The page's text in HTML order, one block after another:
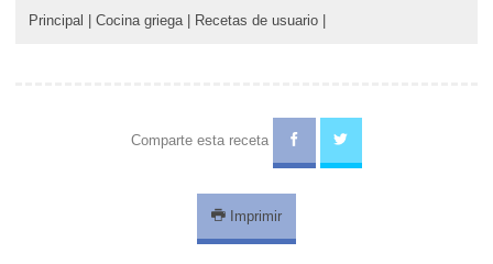
Principal | Cocina griega | Recetas de usuario |
Comparte esta receta
Imprimir